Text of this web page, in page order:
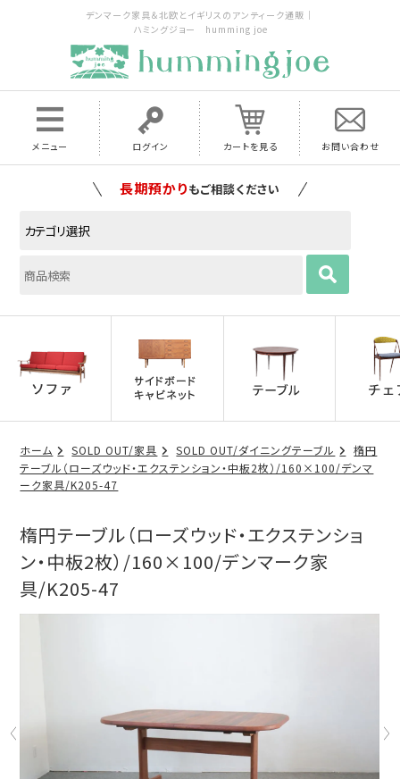
デンマーク家具＆北欧とイギリスのアンティーク通販｜
ハミングジョー humming joe
メニュー ログイン カートを見る お問い合わせ
家具の配送料は全国当店で負担いたします
ホーム SOLD OUT/家具 SOLD OUT/ダイニングテーブル
楕円
テーブル（ローズウッド・エクステンション・中板2枚）/160×100/デンマ
ーク家具/K205-47
楕円テーブル（ローズウッド・エクステンショ
ン・中板2枚）/160×100/デンマーク家
具/K205-47